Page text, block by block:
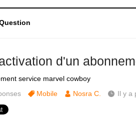
d'un
service marvel cowboy
Mobile Nosra C. Il y a